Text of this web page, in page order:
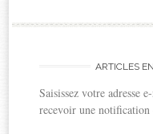
ARTICLES
Saisissez votre adresse
recevoir une